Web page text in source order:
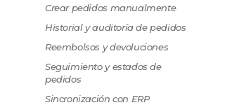
Crear pedidos manualmente
Historial y auditoría de pedidos
Reembolsos y devoluciones
Seguimiento y estados de
pedidos
Sincronización con ERP